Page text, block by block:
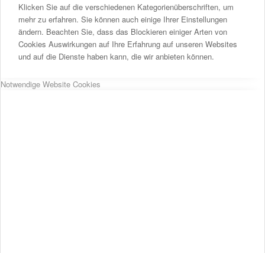
Klicken Sie auf die verschiedenen Kategorienüberschriften, um
mehr zu erfahren. Sie können auch einige Ihrer Einstellungen
ändern. Beachten Sie, dass das Blockieren einiger Arten von
Cookies Auswirkungen auf Ihre Erfahrung auf unseren Websites
und auf die Dienste haben kann, die wir anbieten können.
Notwendige Website Cookies